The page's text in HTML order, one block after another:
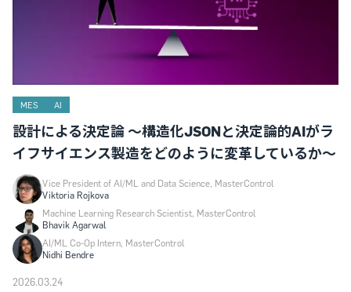
MES AI
設計による決定論 ～構造化JSONと決定論的AIがラ
イフサイエンス製造をどのように変革しているか～
Vice President of AI/ML and Data Science, MasterControl
Viktoria Rojkova
Machine Learning Research Scientist, MasterControl
Bhavik Agarwal
AI/ML Co-Op Intern, MasterControl
Nidhi Bendre
2026.03.24